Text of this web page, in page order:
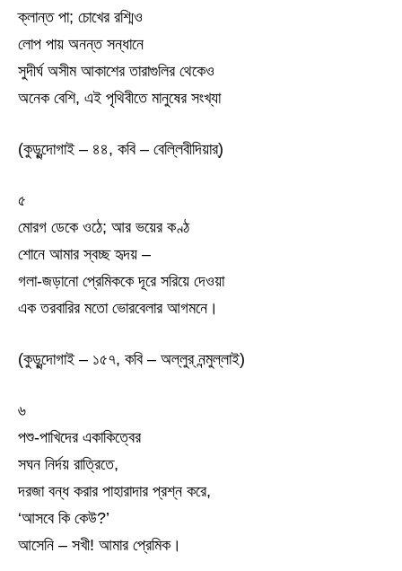
ক্লান্ত পা; চোখের রশ্মিও
লোপ পায় অনন্ত সন্ধানে
সুদীর্ঘ অসীম আকাশের তারাগুলির থেকেও
অনেক বেশি, এই পৃথিবীতে মানুষের সংখ্যা
(কুড়ুন্দোগাই – ৪৪, কবি – বেল্লিবীদিয়ার্)
৫
মোরগ ডেকে ওঠে; আর ভয়ের কণ্ঠ
শোনে আমার স্বচ্ছ হৃদয় –
গলা-জড়ানো প্রেমিককে দূরে সরিয়ে দেওয়া
এক তরবারির মতো ভোরবেলার আগমনে।
(কুড়ুন্দোগাই – ১৫৭, কবি – অল্লুর্ নন্মুল্লাই)
৬
পশু-পাখিদের একাকিত্বের
সঘন নির্দয় রাত্রিতে,
দরজা বন্ধ করার পাহারাদার প্রশ্ন করে,
‘আসবে কি কেউ?’
আসেনি – সখী! আমার প্রেমিক।